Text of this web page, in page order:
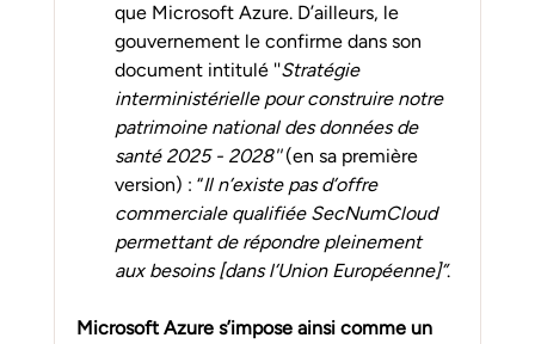
que Microsoft Azure. D’ailleurs, le
gouvernement le confirme dans son
document intitulé ''Stratégie
interministérielle pour construire notre
patrimoine national des données de
santé 2025 - 2028'' (en sa première
version) : “Il n’existe pas d’offre
commerciale qualifiée SecNumCloud
permettant de répondre pleinement
aux besoins [dans l’Union Européenne]”.
Microsoft Azure s’impose ainsi comme un